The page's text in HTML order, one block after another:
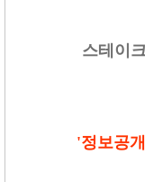
스테이
'정보공